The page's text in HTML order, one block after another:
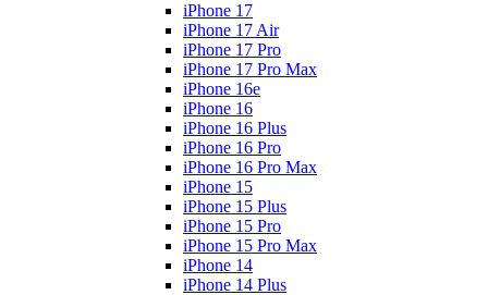
iPhone 17
iPhone 17 Air
iPhone 17 Pro
iPhone 17 Pro Max
iPhone 16e
iPhone 16
iPhone 16 Plus
iPhone 16 Pro
iPhone 16 Pro Max
iPhone 15
iPhone 15 Plus
iPhone 15 Pro
iPhone 15 Pro Max
iPhone 14
iPhone 14 Plus